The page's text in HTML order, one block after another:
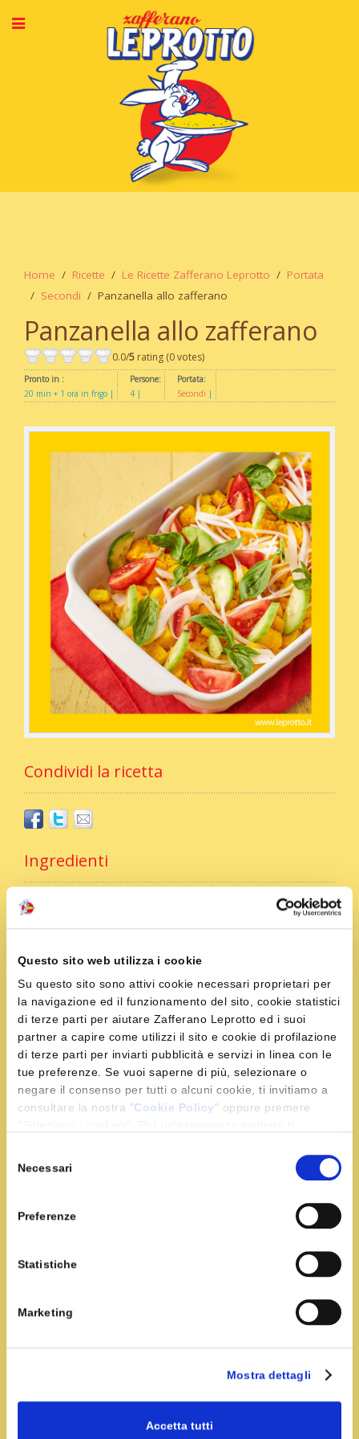
Questo sito web utilizza i cookie
Su questo sito sono attivi cookie necessari proprietari per
la navigazione ed il funzionamento del sito, cookie statistici
di terze parti per aiutare Zafferano Leprotto ed i suoi
partner a capire come utilizzi il sito e cookie di profilazione
di terze parti per inviarti pubblicità e servizi in linea con le
tue preferenze. Se vuoi saperne di più, selezionare o
negare il consenso per tutti o alcuni cookie, ti invitiamo a
consultare la nostra "Cookie Policy" oppure premere
delNecessari
Preferenze
Statistiche
Marketing
Mostra dettagli
Accetta tutti
Home Ricette Le Ricette Zafferano Leprotto
Portata
Secondi
Panzanella allo zafferano
Panzanella allo zafferano
0.0/5 rating (0 votes)
Pronto in :
20 min + 1 ora in frigo
Persone:
4
Portata:
Secondi
Condividi la ricetta
Ingredienti
2 bustine di Zafferano Leprotto da 0,16 g
400 g di pane toscano raffermo
1 cipolla rossa
2-3 cimette basilico
3 cucchiai di aceto di vino bianco
olio extravergine di oliva q.b.
sale e pepe q.b.
Pelate la cipolla e tagliatela a fettine sottili, quindi
lasciatela in ammollo in una ciotola con acqua e un
cucchiaio di aceto.
Sbucciate il cetriolo aiutandovi con il pelapatate e
tagliatelo a fettine. Lavate i pomodori, mondateli e
di zafferano, affettate il pane e bagnatelo
nell’acqua. Lasciatelo ammorbidire, spezzettatelo
Scolate la cipolla e unitela al pane, aggiungete i